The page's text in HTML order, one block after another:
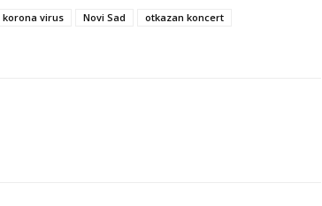
korona virus Novi Sad
otkazan koncert